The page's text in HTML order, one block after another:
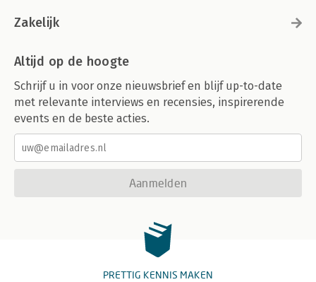
Zakelijk
Altijd op de hoogte
Schrijf u in voor onze nieuwsbrief en blijf up-to-date
met relevante interviews en recensies, inspirerende
events en de beste acties.
Aanmelden
PRETTIG KENNIS MAKEN